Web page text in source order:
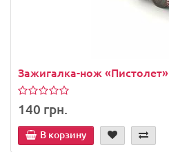
Зажигалка-нож «Пистолет»
140 грн.
В корзину